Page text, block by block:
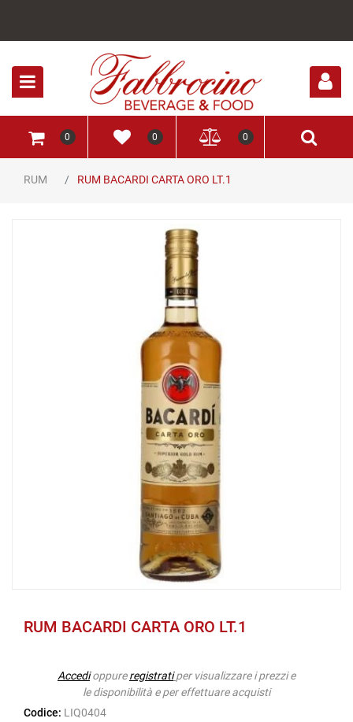
0 0 0
RUM RUM BACARDI CARTA ORO LT.1
RUM BACARDI CARTA ORO LT.1
Accedioppureregistrati per visualizzare i prezzi e
le disponibilità e per effettuare acquisti
Codice: LIQ0404